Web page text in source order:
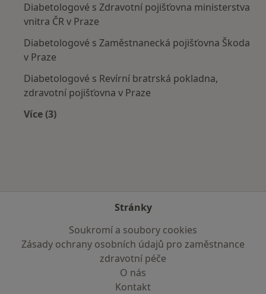
Diabetologové s Zdravotní pojišťovna ministerstva
vnitra ČR v Praze
Diabetologové s Zaměstnanecká pojišťovna Škoda
v Praze
Diabetologové s Revírní bratrská pokladna,
zdravotní pojišťovna v Praze
Více (3)
Stránky
Soukromí a soubory cookies
Zásady ochrany osobních údajů pro zaměstnance
zdravotní péče
O nás
Kontakt